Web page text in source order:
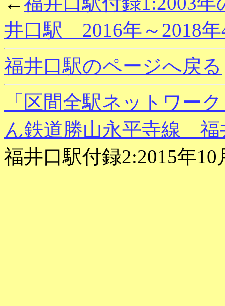
井口駅 2016年～2018
福井口駅のページへ戻る
「区間全駅ネットワー
ん鉄道勝山永平寺線 福
福井口駅付録2:2015年